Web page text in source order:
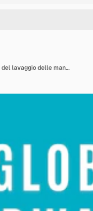
Modello di volantino verticale per la giornata mondiale del lavaggio delle mani in stile carta